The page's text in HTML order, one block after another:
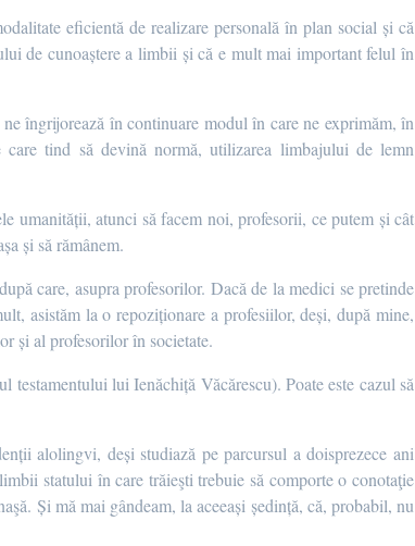
eficientă de realizare personală în plan social și că
de cunoaștere a limbii și că e mult mai important felul în
îngrijorează în continuare modul în care ne exprimăm, în
care tind să devină normă, utilizarea limbajului de lemn
umanității, atunci să facem noi, profesorii, ce putem și cât
și să rămânem.
care, asupra profesorilor. Dacă de la medici se pretinde
asistăm la o repoziționare a profesiilor, deși, după mine,
și al profesorilor în societate.
lui Ienăchiță Văcărescu). Poate este cazul să
alolingvi, deși studiază pe parcursul a doisprezece ani
statului în care trăieşti trebuie să comporte o conotaţie
Și mă mai gândeam, la aceeași ședință, că, probabil, nu